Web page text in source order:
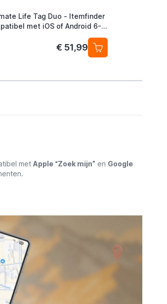
Life Tag Duo - Itemfinder
met iOS of Android 6-
€ 51,99
met Apple “Zoek mijn” en Google